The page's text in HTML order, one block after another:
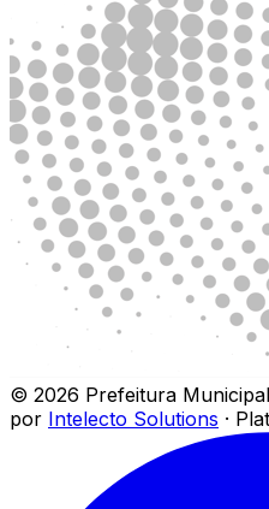
© 2026 Prefeitura
por Intelecto Solutions ·